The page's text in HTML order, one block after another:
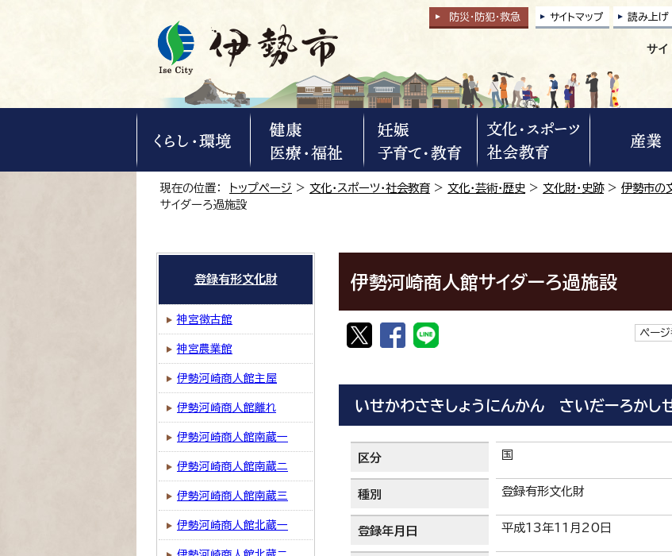
防災・防犯・救急 サイトマップ 読み上げ
サイ
現在の位置： トップページ > 文化・スポーツ・社会教育 > 文化・芸術・歴史 > 文化財・史跡> 伊勢市の
サイダーろ過施設
伊勢河崎商人館サイダーろ過施設
ペー
いせかわさきしょうにんかん さいだーろかし
区分 国
種別 登録有形文化財
登録年月日 平成13年11月20日
登録有形文化財
神宮徴古館
神宮農業館
伊勢河崎商人館主屋
伊勢河崎商人館離れ
伊勢河崎商人館南蔵一
伊勢河崎商人館南蔵二
伊勢河崎商人館南蔵三
伊勢河崎商人館北蔵一